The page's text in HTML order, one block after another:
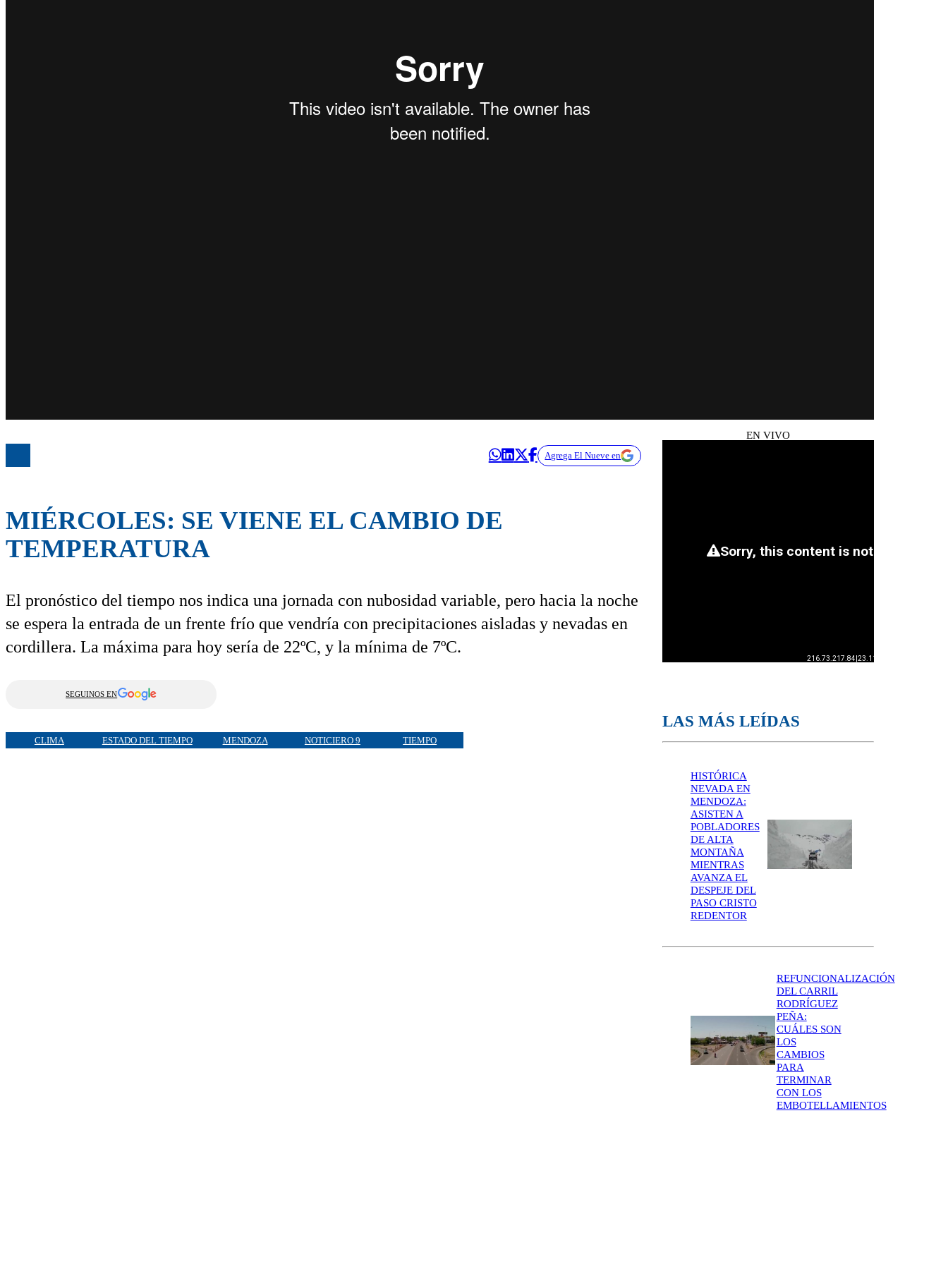
Agrega El Nueve en
MIÉRCOLES: SE VIENE EL CAMBIO DE
TEMPERATURA
El pronóstico del tiempo nos indica una jornada con nubosidad variable, pero hacia la noche
se espera la entrada de un frente frío que vendría con precipitaciones aisladas y nevadas en
cordillera. La máxima para hoy sería de 22ºC, y la mínima de 7ºC.
SEGUINOS EN
CLIMA ESTADO DEL TIEMPO MENDOZA NOTICIERO 9 TIEMPO
EN VIVO
LAS MÁS LEÍDAS
HISTÓRICA
NEVADA EN
MENDOZA:
ASISTEN A
POBLADORES
DE ALTA
MONTAÑA
MIENTRAS
AVANZA EL
DESPEJE DEL
PASO CRISTO
REDENTOR
REFUNCIONALIZACIÓN
DEL CARRIL
RODRÍGUEZ
PEÑA:
CUÁLES SON
LOS
CAMBIOS
PARA
TERMINAR
CON LOS
EMBOTELLAMIENTOS